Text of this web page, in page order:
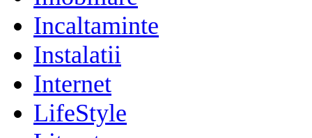
Incaltaminte
Instalatii
Internet
LifeStyle